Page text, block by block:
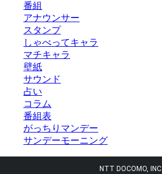
番組
アナウンサー
スタンプ
しゃべってキャラ
マチキャラ
壁紙
サウンド
占い
コラム
番組表
がっちりマンデー
サンデーモーニング
NTT DOCOMO, INC.